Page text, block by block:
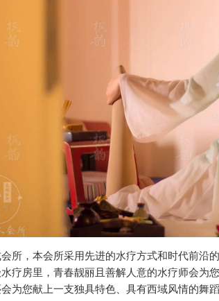
所，本会所采用先进的水疗方式和时代前沿
疗房里，青春靓丽且善解人意的水疗师会为
为您献上一支独具特色、具有西域风情的舞